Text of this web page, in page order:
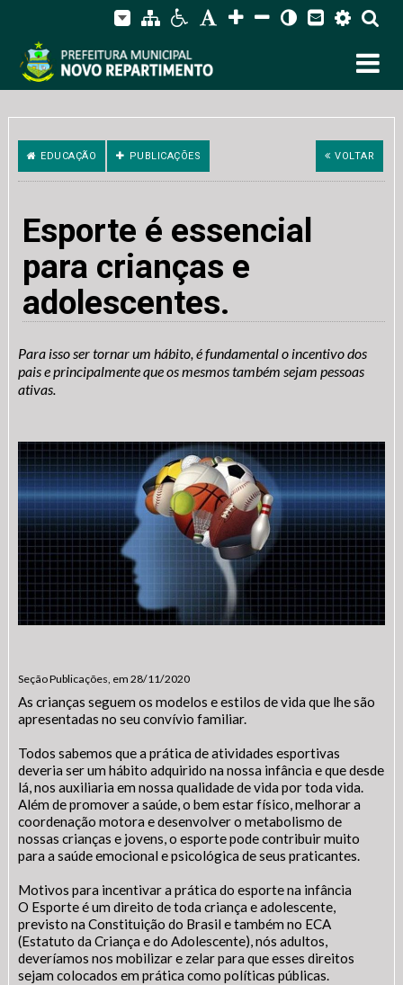
EDUCAÇÃO PUBLICAÇÕES VOLTAR
Esporte é essencial
para crianças e
adolescentes.
Para isso ser tornar um hábito, é fundamental o incentivo dos
pais e principalmente que os mesmos também sejam pessoas
ativas.
Seção Publicações, em 28/11/2020
As crianças seguem os modelos e estilos de vida que lhe são
apresentadas no seu convívio familiar.
Todos sabemos que a prática de atividades esportivas
deveria ser um hábito adquirido na nossa infância e que desde
lá, nos auxiliaria em nossa qualidade de vida por toda vida.
Além de promover a saúde, o bem estar físico, melhorar a
coordenação motora e desenvolver o metabolismo de
nossas crianças e jovens, o esporte pode contribuir muito
para a saúde emocional e psicológica de seus praticantes.
Motivos para incentivar a prática do esporte na infância
O Esporte é um direito de toda criança e adolescente,
previsto na Constituição do Brasil e também no ECA
(Estatuto da Criança e do Adolescente), nós adultos,
deveríamos nos mobilizar e zelar para que esses direitos
sejam colocados em prática como políticas públicas.